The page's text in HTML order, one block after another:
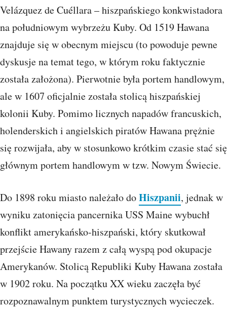
Velázquez de Cuéllara – hiszpańskiego konkwistadora
na południowym wybrzeżu Kuby. Od 1519 Hawana
znajduje się w obecnym miejscu (to powoduje pewne
dyskusje na temat tego, w którym roku faktycznie
została założona). Pierwotnie była portem handlowym,
ale w 1607 oficjalnie została stolicą hiszpańskiej
kolonii Kuby. Pomimo licznych napadów francuskich,
holenderskich i angielskich piratów Hawana prężnie
się rozwijała, aby w stosunkowo krótkim czasie stać się
głównym portem handlowym w tzw. Nowym Świecie.
Do 1898 roku miasto należało doHiszpanii, jednak w
wyniku zatonięcia pancernika USS Maine wybuchł
konflikt amerykańsko-hiszpański, który skutkował
przejście Hawany razem z całą wyspą pod okupacje
Amerykanów. Stolicą Republiki Kuby Hawana została
w 1902 roku. Na początku XX wieku zaczęła być
rozpoznawalnym punktem turystycznych wycieczek.